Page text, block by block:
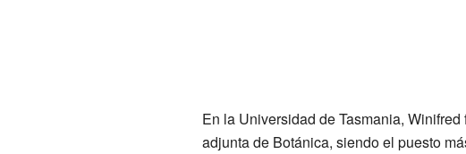
En la Universidad de Tasmania,
adjunta de Botánica, siendo el puesto